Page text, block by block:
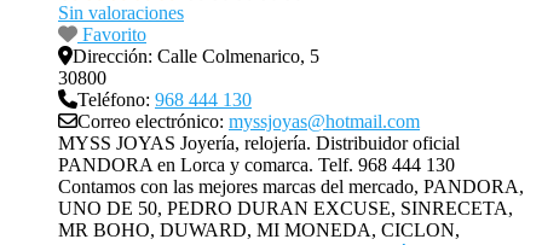
Sin valoraciones
Favorito
Dirección: Calle Colmenarico, 5
30800
Teléfono: 968 444 130
Correo electrónico: myssjoyas@hotmail.com
MYSS JOYAS Joyería, relojería. Distribuidor oficial
PANDORA en Lorca y comarca. Telf. 968 444 130
Contamos con las mejores marcas del mercado, PANDORA,
UNO DE 50, PEDRO DURAN EXCUSE, SINRECETA,
MR BOHO, DUWARD, MI MONEDA, CICLON,